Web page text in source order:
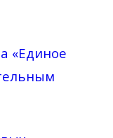
«Единое